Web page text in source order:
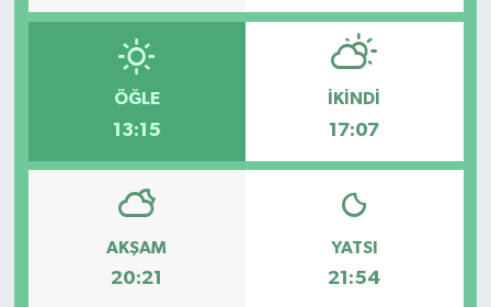
ÖĞLE
13:15
İKINDI
17:07
AKŞAM
20:21
YATSI
21:54